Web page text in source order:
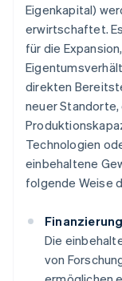
Eigenkapital)
erwirtschaftet.
für die
direkten
neuer
Technologien
einbehaltene
folgende Weise
Die
von